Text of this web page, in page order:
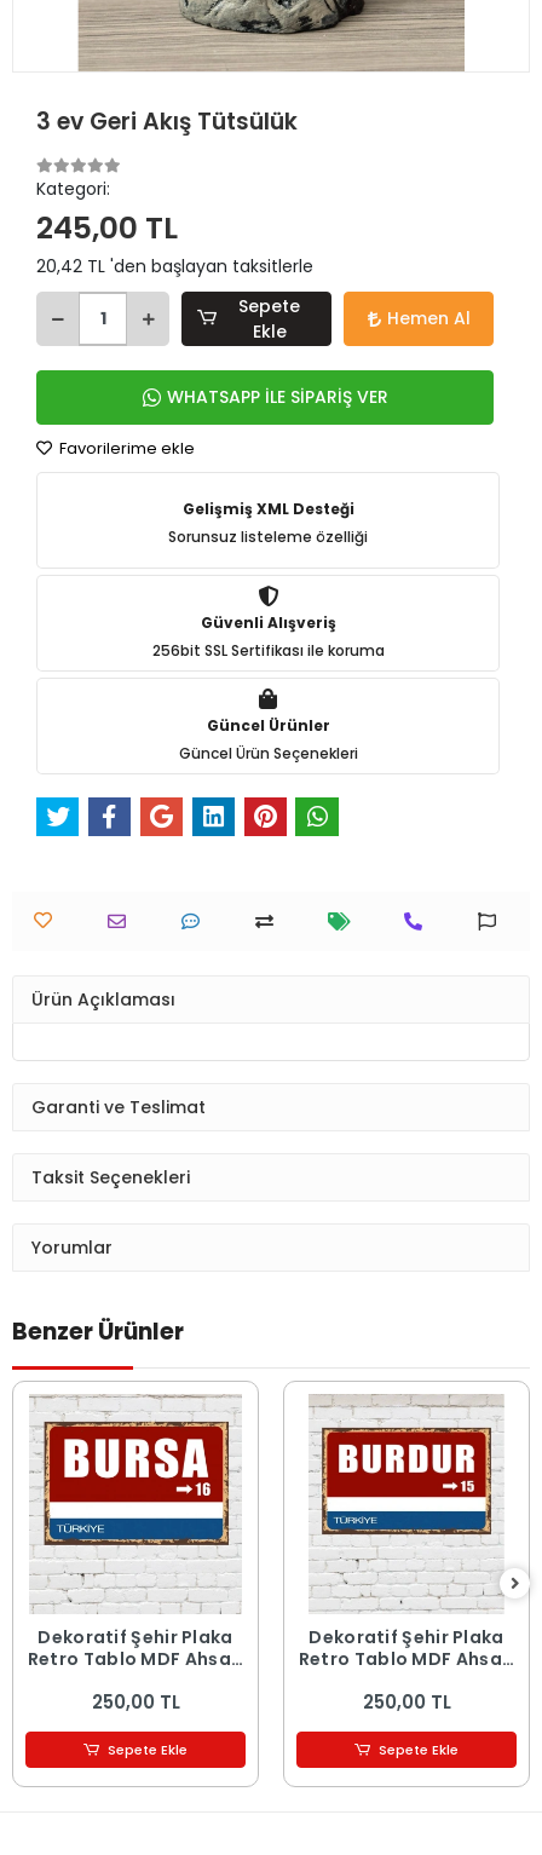
3 ev Geri Akış Tütsülük
Kategori:
245,00 TL
20,42 TL 'den başlayan taksitlerle
Sepete
Ekle
Hemen Al
WHATSAPP İLE SİPARİŞ VER
Favorilerime ekle
Gelişmiş XML Desteği
Sorunsuz listeleme özelliği
Güvenli Alışveriş
256bit SSL Sertifikası ile koruma
Güncel Ürünler
Güncel Ürün Seçenekleri
Ürün Açıklaması
Garanti ve Teslimat
Taksit Seçenekleri
Yorumlar
Benzer Ürünler
Dekoratif Şehir Plaka
Retro Tablo MDF Ahşap
250,00 TL
Sepete Ekle
Dekoratif Şehir Plaka
Retro Tablo MDF Ahşap
250,00 TL
Sepete Ekle